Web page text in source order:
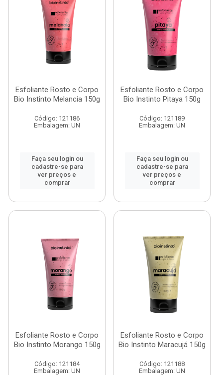
Esfoliante Rosto e Corpo
Bio Instinto Melancia 150g
Código: 121186
Embalagem: UN
Faça seu login ou
cadastre-se para
ver preços e
comprar
Esfoliante Rosto e Corpo
Bio Instinto Pitaya 150g
Código: 121189
Embalagem: UN
Faça seu login ou
cadastre-se para
ver preços e
comprar
Esfoliante Rosto e Corpo
Bio Instinto Morango 150g
Código: 121184
Embalagem: UN
Esfoliante Rosto e Corpo
Bio Instinto Maracujá 150g
Código: 121188
Embalagem: UN